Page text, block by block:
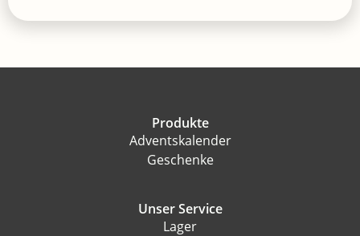
Produkte
Adventskalender
Geschenke
Unser Service
Lager